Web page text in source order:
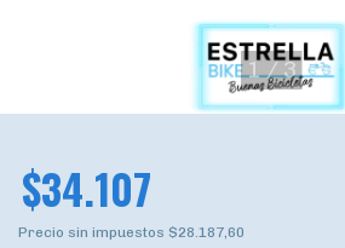
1/3
$34.107
Precio sin impuestos $28.187,60